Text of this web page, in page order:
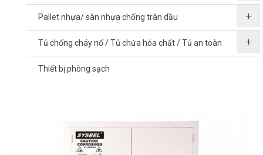
Pallet nhựa/ sàn nhựa chống tràn dầu
Tủ chống cháy nổ / Tủ chứa hóa chất / Tủ an toàn
Thiết bị phòng sạch